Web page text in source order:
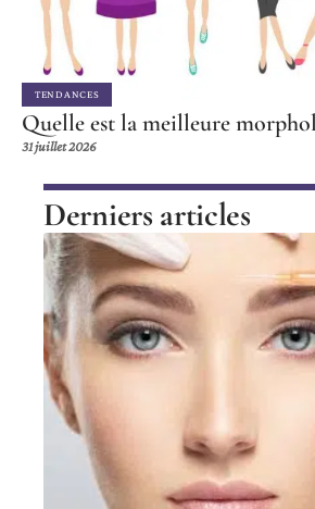
TENDANCES
Quelle est la meilleure
31 juillet 2026
Derniers articles